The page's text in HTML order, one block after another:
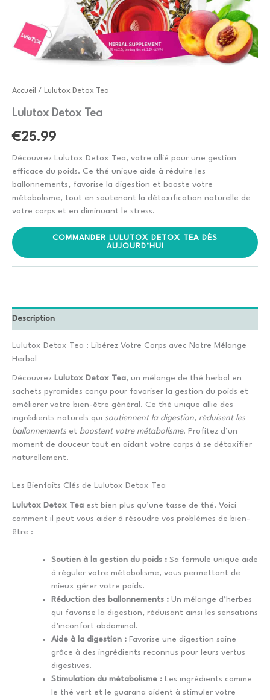
Accueil / Lulutox Detox Tea
Lulutox Detox Tea
€25.99
Découvrez Lulutox Detox Tea, votre allié pour une gestion
efficace du poids. Ce thé unique aide à réduire les
ballonnements, favorise la digestion et booste votre
métabolisme, tout en soutenant la détoxification naturelle de
votre corps et en diminuant le stress.
COMMANDER LULUTOX DETOX TEA DÈS
AUJOURD’HUI
Description
Lulutox Detox Tea : Libérez Votre Corps avec Notre Mélange
Herbal
Découvrez Lulutox Detox Tea, un mélange de thé herbal en
sachets pyramides conçu pour favoriser la gestion du poids et
améliorer votre bien-être général. Ce thé unique allie des
ingrédients naturels qui soutiennent la digestion, réduisent les
ballonnementset boostent votre métabolisme. Profitez d’un
moment de douceur tout en aidant votre corps à se détoxifier
naturellement.
Les Bienfaits Clés de Lulutox Detox Tea
Lulutox Detox Tea est bien plus qu’une tasse de thé. Voici
comment il peut vous aider à résoudre vos problèmes de bien-
être :
Soutien à la gestion du poids : Sa formule unique aide
à réguler votre métabolisme, vous permettant de
mieux gérer votre poids.
Réduction des ballonnements : Un mélange d’herbes
qui favorise la digestion, réduisant ainsi les sensations
d’inconfort abdominal.
Aide à la digestion : Favorise une digestion saine
grâce à des ingrédients reconnus pour leurs vertus
digestives.
Stimulation du métabolisme : Les ingrédients comme
le thé vert et le guarana aident à stimuler votre